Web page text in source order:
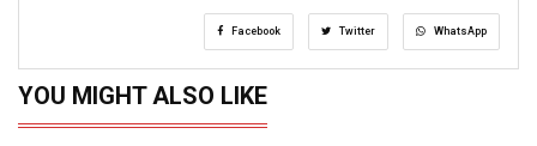
Facebook Twitter WhatsApp
YOU MIGHT ALSO LIKE